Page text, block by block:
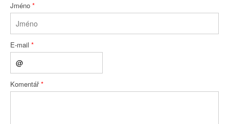
Jméno *
E-mail *
Komentář*